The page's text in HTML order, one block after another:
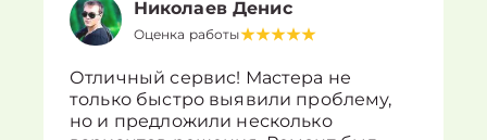
Николаев Денис
Оценка работы
Отличный сервис! Мастера не
только быстро выявили проблему,
но и предложили несколько